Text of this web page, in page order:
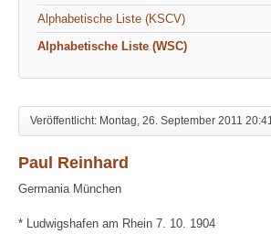
Alphabetische Liste (KSCV)
Alphabetische Liste (WSC)
Veröffentlicht: Montag, 26. September 2011 20:41
Paul Reinhard
Germania München
* Ludwigshafen am Rhein 7. 10. 1904